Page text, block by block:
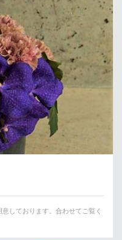
しております。合わせてご覧く